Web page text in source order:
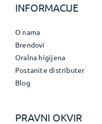
INFORMACIJE
O nama
Brendovi
Oralna higijena
Postanite distributer
Blog
PRAVNI OKVIR